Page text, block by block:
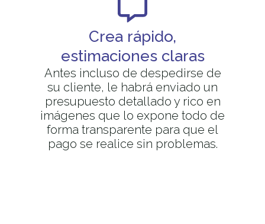
Crea rápido,
estimaciones claras
Antes incluso de despedirse de
su cliente, le habrá enviado un
presupuesto detallado y rico en
imágenes que lo expone todo de
forma transparente para que el
pago se realice sin problemas.